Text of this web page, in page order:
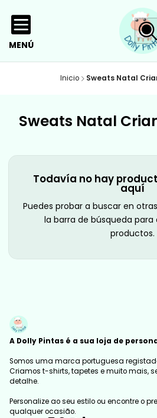
MENÚ
Inicio Sweats Natal
Sweats Natal
Todavía no hay
aquí
Puedes probar a buscar en
la barra de búsqueda
productos.
A Dolly Pintas é a sua loja de
Somos uma marca portuguesa
Criamos t-shirts, tapetes e muito mais,
detalhe.
Personalize ao seu estilo ou encontre o
qualquer ocasião.